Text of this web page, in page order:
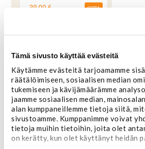
Tämä sivusto käyttää evästeitä
Käytämme evästeitä tarjoamamme
räätälöimiseen, sosiaalisen median
tukemiseen ja kävijämäärämme
jaamme sosiaalisen median,
alan kumppaneillemme tietoja siitä,
sivustoamme. Kumppanimme voivat
tietoja muihin tietoihin, joita olet
on kerätty, kun olet käyttänyt heidän
39,00 € OSTA